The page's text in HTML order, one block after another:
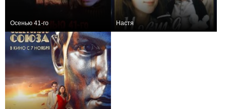
Осенью 41-го Настя